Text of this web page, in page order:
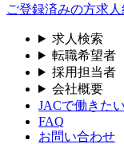
ご登録済みの方求人
求人検索
転職希望者
採用担当者
会社概要
JACで働きた
FAQ
お問い合わせ